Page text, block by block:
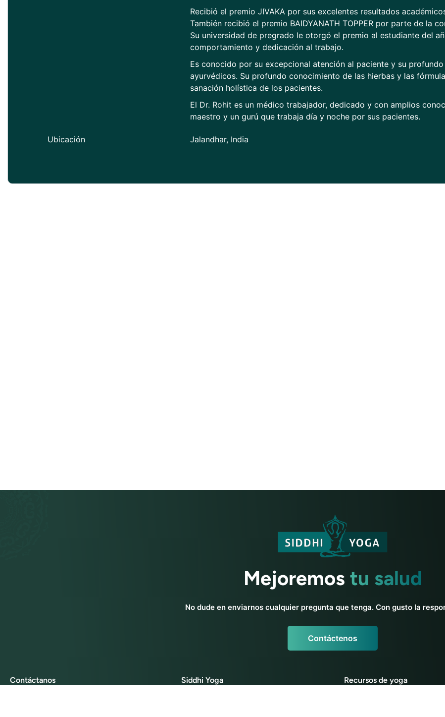
Recibió el premio JIVAKA por sus excelentes resultados
También recibió el premio BAIDYANATH TOPPER por parte de la
Su universidad de pregrado le otorgó el premio al estudiante del
comportamiento y dedicación al trabajo.
Es conocido por su excepcional atención al paciente y su
ayurvédicos. Su profundo conocimiento de las hierbas y las
sanación holística de los pacientes.
El Dr. Rohit es un médico trabajador, dedicado y con amplios
maestro y un gurú que trabaja día y noche por sus pacientes.
Ubicación Jalandhar, India
Mejoremos tu salud
No dude en enviarnos cualquier pregunta que tenga. Con gusto la
Contáctenos
Contáctanos Siddhi Yoga Recursos de yoga